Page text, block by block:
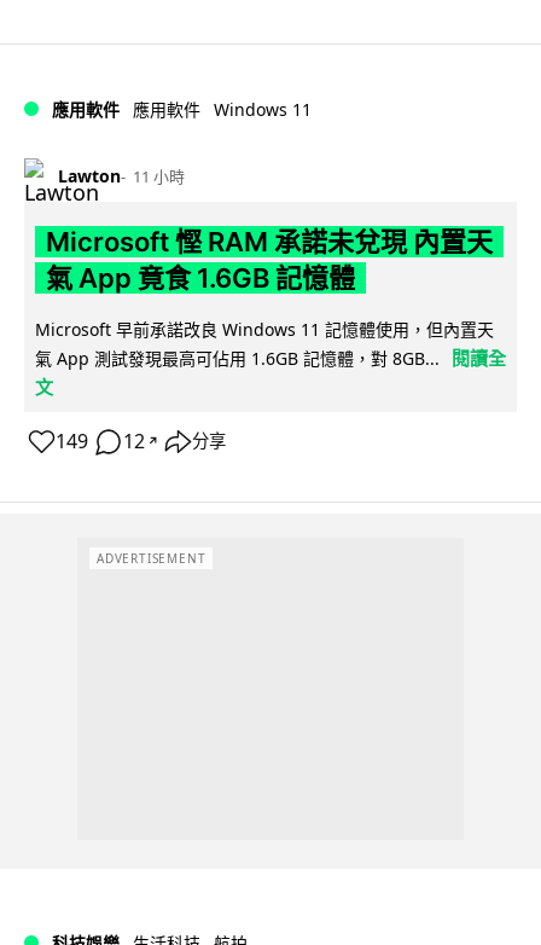
應用軟件 應用軟件 Windows 11
Lawton 11 小時
Microsoft 慳 RAM 承諾未兌現 內置天
氣 App 竟食 1.6GB 記憶體
Microsoft 早前承諾改良 Windows 11 記憶體使用，但內置天
氣 App 測試發現最高可佔用 1.6GB 記憶體，對 8GB...
閱讀全
文
149 12 ↗ 分享
ADVERTISEMENT